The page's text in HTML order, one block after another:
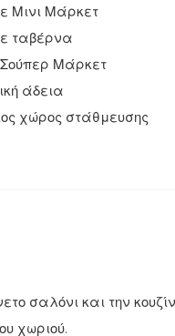
Μινι Μάρκετ
ταβέρνα
Σούπερ Μάρκετ
άδεια
χώρος στάθμευσης
σαλόνι και την
χωριού.